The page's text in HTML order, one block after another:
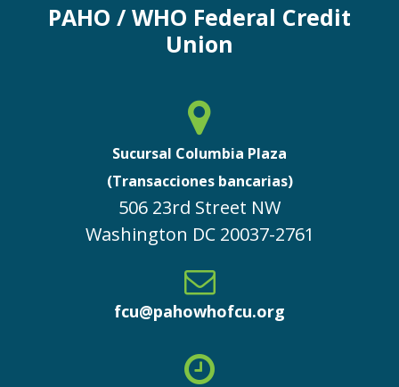
PAHO / WHO Federal Credit
Union
Sucursal Columbia Plaza
(Transacciones bancarias)
506 23rd Street NW
Washington DC 20037-2761
fcu@pahowhofcu.org